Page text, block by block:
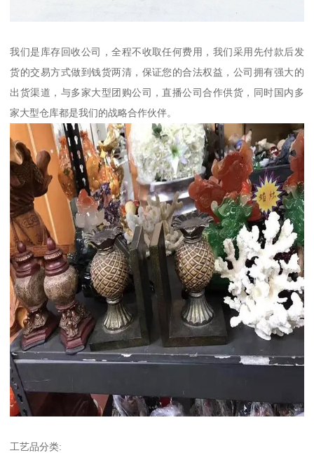
我们是库存回收公司，全程不收取任何费用，我们采用先付款后发
货的交易方式做到钱货两清，保证您的合法权益，公司拥有强大的
出货渠道，与多家大型团购公司，直播公司合作供货，同时国内多
家大型仓库都是我们的战略合作伙伴。
工艺品分类: